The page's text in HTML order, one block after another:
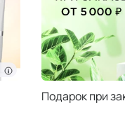
Подарок при